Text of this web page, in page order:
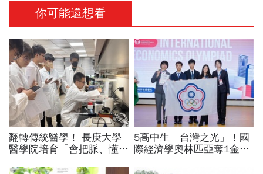
你可能還想看
翻轉傳統醫學！ 長庚大學
醫學院培育「會把脈、懂
5高中生「台灣之光」！國
際經濟學奧林匹亞奪1金2